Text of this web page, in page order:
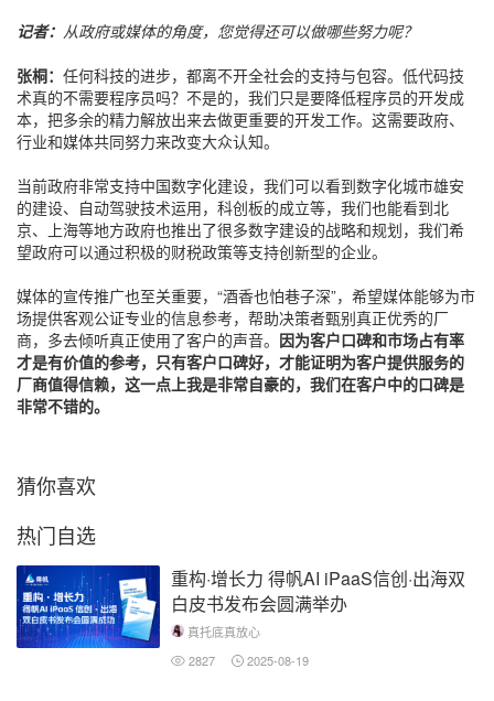
记者： 从政府或媒体的角度，您觉得还可以做哪些努力呢？
张桐： 任何科技的进步，都离不开全社会的支持与包容。低代码技
术真的不需要程序员吗？不是的，我们只是要降低程序员的开发成
本，把多余的精力解放出来去做更重要的开发工作。这需要政府、
行业和媒体共同努力来改变大众认知。
当前政府非常支持中国数字化建设，我们可以看到数字化城市雄安
的建设、自动驾驶技术运用，科创板的成立等，我们也能看到北
京、上海等地方政府也推出了很多数字建设的战略和规划，我们希
望政府可以通过积极的财税政策等支持创新型的企业。
媒体的宣传推广也至关重要，“酒香也怕巷子深”，希望媒体能够为市
场提供客观公证专业的信息参考，帮助决策者甄别真正优秀的厂
商，多去倾听真正使用了客户的声音。 因为客户口碑和市场占有率
才是有价值的参考，只有客户口碑好，才能证明为客户提供服务的
厂商值得信赖，这一点上我是非常自豪的，我们在客户中的口碑是
非常不错的。
猜你喜欢
热门自选
重构·增长力 得帆AI iPaaS信创·出海双
白皮书发布会圆满举办
真托底真放心
2827
2025-08-19